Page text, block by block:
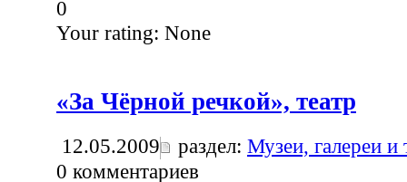
0
Your rating: None
«За Чёрной речкой», театр
12.05.2009 раздел: Музеи, галереи и
0 комментариев